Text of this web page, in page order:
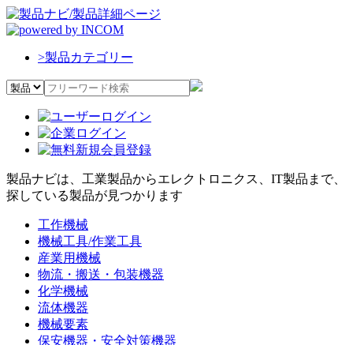
>製品カテゴリー
製品ナビは、工業製品からエレクトロニクス、IT製品まで、
探している製品が見つかります
工作機械
機械工具/作業工具
産業用機械
物流・搬送・包装機器
化学機械
流体機器
機械要素
保安機器・安全対策機器